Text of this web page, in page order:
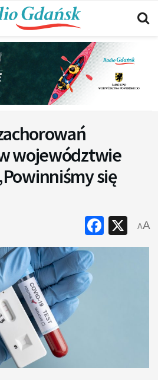
województwie
się
X
AA